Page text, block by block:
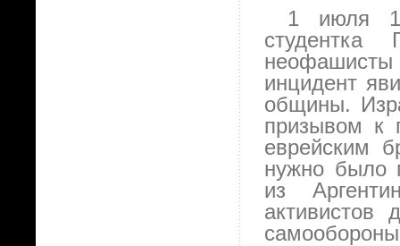
1 июля
инцидент
общины.
призывом к
еврейским
нужно было
из
активистов